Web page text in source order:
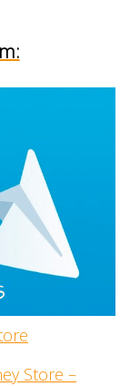
Store –